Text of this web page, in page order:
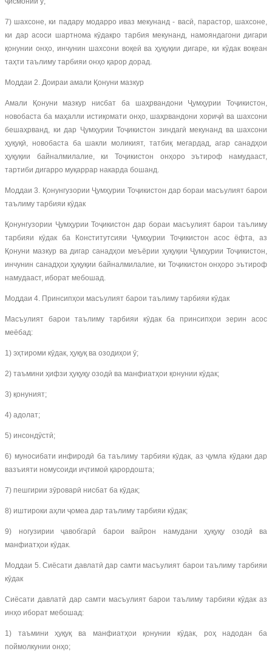
7) шахсоне, ки падару модарро иваз мекунанд - васӣ, парастор, шахсоне,
ки дар асоси шартнома кӯдакро тарбия мекунанд, намояндагони дигари
қонунии онҳо, инчунин шахсони воқеӣ ва ҳуқуқии дигаре, ки кӯдак воқеан
таҳти таълиму тарбияи онҳо қарор дорад.
Моддаи 2. Доираи амали Қонуни мазкур
Амали Қонуни мазкур нисбат ба шаҳрвандони Ҷумҳурии Тоҷикистон,
новобаста ба маҳалли истиқомати онҳо, шаҳрвандони хориҷӣ ва шахсони
бешаҳрванд, ки дар Ҷумҳурии Тоҷикистон зиндагӣ мекунанд ва шахсони
ҳуқуқӣ, новобаста ба шакли моликият, татбиқ мегардад, агар санадҳои
ҳуқуқии байналмилалие, ки Тоҷикистон онҳоро эътироф намудааст,
тартиби дигарро муқаррар накарда бошанд.
Моддаи 3. Қонунгузории Ҷумҳурии Тоҷикистон дар бораи масъулият барои
таълиму тарбияи кӯдак
Қонунгузории Ҷумҳурии Тоҷикистон дар бораи масъулият барои таълиму
тарбияи кӯдак ба Конститутсияи Ҷумҳурии Тоҷикистон асос ёфта, аз
Қонуни мазкур ва дигар санадҳои меъёрии ҳуқуқии Ҷумҳурии Тоҷикистон,
инчунин санадҳои ҳуқуқии байналмилалие, ки Тоҷикистон онҳоро эътироф
намудааст, иборат мебошад.
Моддаи 4. Принсипҳои масъулият барои таълиму тарбияи кӯдак
Масъулият барои таълиму тарбияи кӯдак ба принсипҳои зерин асос
меёбад:
1) эҳтироми кӯдак, ҳуқуқ ва озодиҳои ӯ;
2) таъмини ҳифзи ҳуқуқу озодӣ ва манфиатҳои қонунии кӯдак;
3) қонуният;
4) адолат;
5) инсондӯстӣ;
6) муносибати инфиродӣ ба таълиму тарбияи кӯдак, аз ҷумла кӯдаки дар
вазъияти номусоиди иҷтимоӣ қарордошта;
7) пешгирии зӯроварӣ нисбат ба кӯдак;
8) иштироки аҳли ҷомеа дар таълиму тарбияи кӯдак;
9) ногузирии ҷавобгарӣ барои вайрон намудани ҳуқуқу озодӣ ва
манфиатҳои кӯдак.
Моддаи 5. Сиёсати давлатӣ дар самти масъулият барои таълиму тарбияи
кӯдак
Сиёсати давлатӣ дар самти масъулият барои таълиму тарбияи кӯдак аз
инҳо иборат мебошад:
1) таъмини ҳуқуқ ва манфиатҳои қонунии кӯдак, роҳ надодан ба
поймолкунии онҳо;